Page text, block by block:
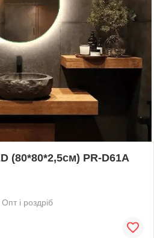
(80*80*2,5см) PR-D61A
Опт і роздріб